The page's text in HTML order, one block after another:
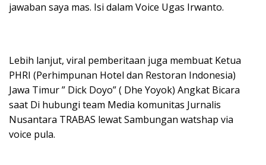
jawaban saya mas. Isi dalam Voice Ugas Irwanto.
Lebih lanjut, viral pemberitaan juga membuat Ketua
PHRI (Perhimpunan Hotel dan Restoran Indonesia)
Jawa Timur ” Dick Doyo” ( Dhe Yoyok) Angkat Bicara
saat Di hubungi team Media komunitas Jurnalis
Nusantara TRABAS lewat Sambungan watshap via
voice pula.